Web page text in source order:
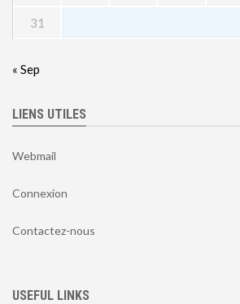
31
« Sep
LIENS UTILES
Webmail
Connexion
Contactez-nous
USEFUL LINKS